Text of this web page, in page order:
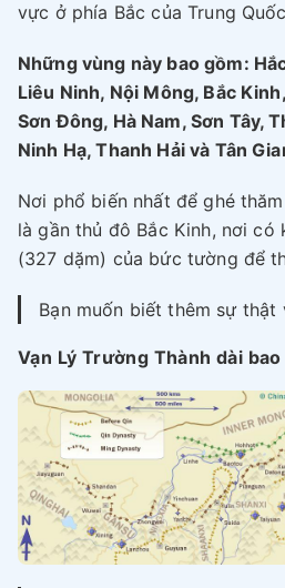
vực ở phía Bắc của Trung
Những vùng này bao gồm:
Liêu Ninh, Nội Mông, Bắc
Sơn Đông, Hà Nam, Sơn Tây,
Ninh Hạ, Thanh Hải và Tân
Nơi phổ biến nhất để ghé
là gần thủ đô Bắc Kinh, nơi có
(327 dặm) của bức tường để
Bạn muốn biết thêm sự thật
Vạn Lý Trường Thành dài